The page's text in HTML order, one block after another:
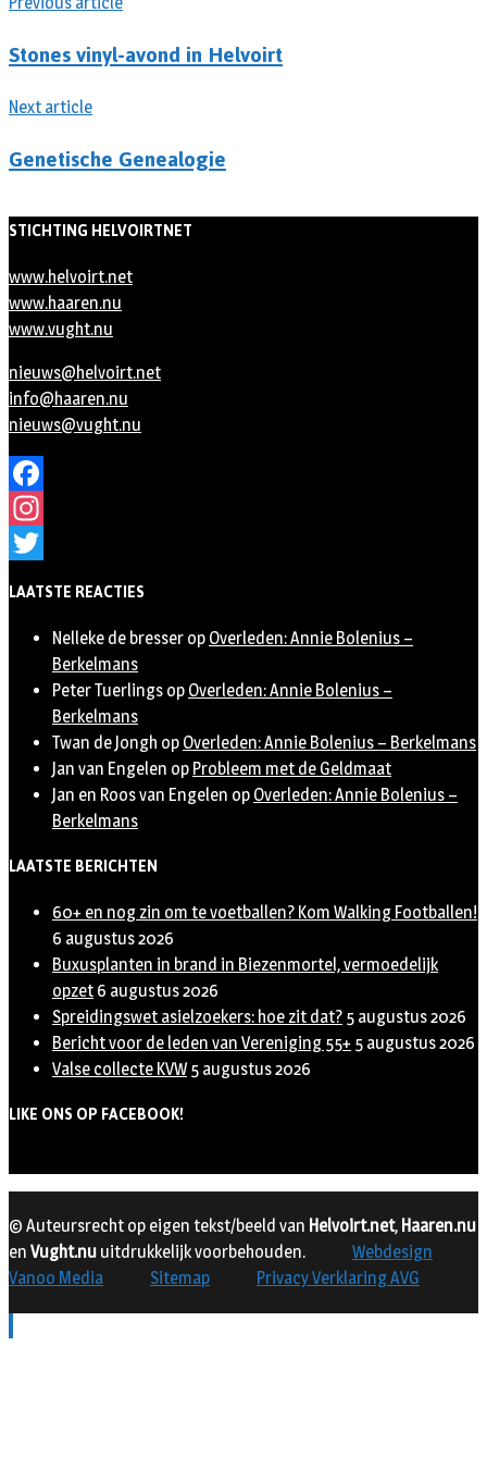
Stones vinyl-avond in Helvoirt
Next article
Genetische Genealogie
STICHTING HELVOIRTNET
www.helvoirt.net
www.haaren.nu
www.vught.nu
nieuws@helvoirt.net
info@haaren.nu
nieuws@vught.nu
Facebook
Instagram
LAATSTE REACTIES
Nelleke de bresser op Overleden: Annie Bolenius –
Berkelmans
Peter Tuerlings op Overleden: Annie Bolenius –
Berkelmans
Twan de Jongh op Overleden: Annie Bolenius – Berkelmans
Jan van Engelen op Probleem met de Geldmaat
Jan en Roos van Engelen op Overleden: Annie Bolenius –
Berkelmans
LAATSTE BERICHTEN
60+ en nog zin om te voetballen? Kom Walking Footballen!
6 augustus 2026
Buxusplanten in brand in Biezenmortel, vermoedelijk
opzet 6 augustus 2026
Spreidingswet asielzoekers: hoe zit dat? 5 augustus 2026
Bericht voor de leden van Vereniging 55+ 5 augustus 2026
Valse collecte KVW 5 augustus 2026
LIKE ONS OP FACEBOOK!
© Auteursrecht op eigen tekst/beeld van Helvoirt.net, Haaren.nu
en Vught.nu uitdrukkelijk voorbehouden.
Webdesign
Vanoo Media
Sitemap Privacy Verklaring AVG